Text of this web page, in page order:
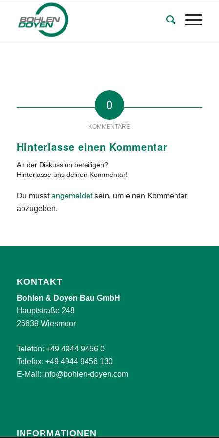
0
KOMMENTARE
Hinterlasse einen Kommentar
An der Diskussion beteiligen?
Hinterlasse uns deinen Kommentar!
Du musstangemeldetsein, um einen Kommentar
abzugeben.
KONTAKT
Bohlen & Doyen Bau GmbH
Hauptstraße 248
26639 Wiesmoor
Telefon: +49 4944 9456 0
Telefax: +49 4944 9456 130
E-Mail: info@bohlen-doyen.com
INFORMATIONEN